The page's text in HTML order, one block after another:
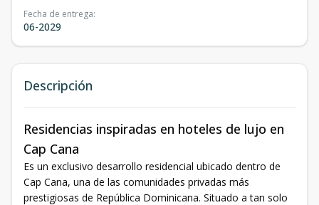
Fecha de entrega:
06-2029
Descripción
Residencias inspiradas en hoteles de lujo en
Cap Cana
Es un exclusivo desarrollo residencial ubicado dentro de
Cap Cana, una de las comunidades privadas más
prestigiosas de República Dominicana. Situado a tan solo